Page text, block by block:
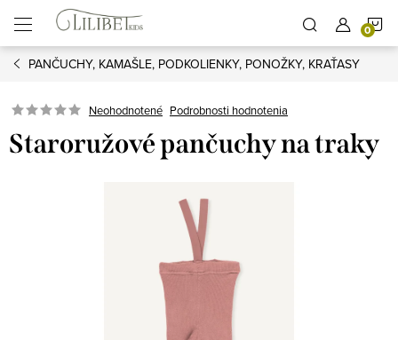
obsah
PANČUCHY, KAMAŠLE, PODKOLIENKY, PONOŽKY, KRAŤASY
Neohodnotené Podrobnosti hodnotenia
Staroružové pančuchy na traky